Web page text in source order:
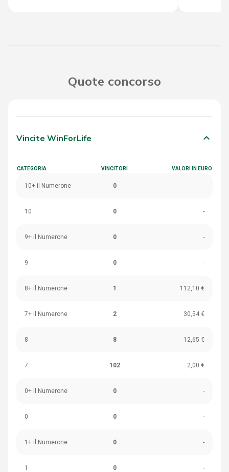
Quote concorso
Vincite WinForLife keyboard_arrow_down
CATEGORIA VINCITORI VALORI IN EURO
10+ il Numerone 0 -
10 0 -
9+ il Numerone 0 -
9 0 -
8+ il Numerone 1 112,10 €
7+ il Numerone 2 30,54 €
8 8 12,65 €
7 102 2,00 €
0+ il Numerone 0 -
0 0 -
1+ il Numerone 0 -
1 0 -